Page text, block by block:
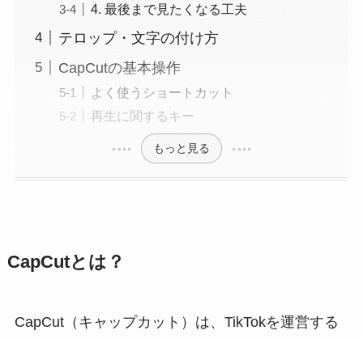
4. 最後まで見たくなる工夫
テロップ・文字の付け方
CapCutの基本操作
よく使うショートカット
再生に関するキー
もっと見る
CapCutとは？
CapCut（キャップカット）は、TikTokを運営する